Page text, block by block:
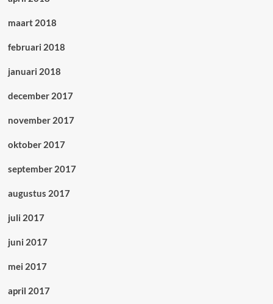
maart 2018
februari 2018
januari 2018
december 2017
november 2017
oktober 2017
september 2017
augustus 2017
juli 2017
juni 2017
mei 2017
april 2017